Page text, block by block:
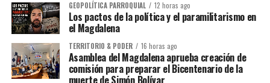
GEOPOLÍTICA PARROQUIAL 12 horas ago
Los pactos de la política y el paramilitarismo en
el Magdalena
TERRITORIO & PODER 16 horas ago
Asamblea del Magdalena aprueba creación de
comisión para preparar el Bicentenario de la